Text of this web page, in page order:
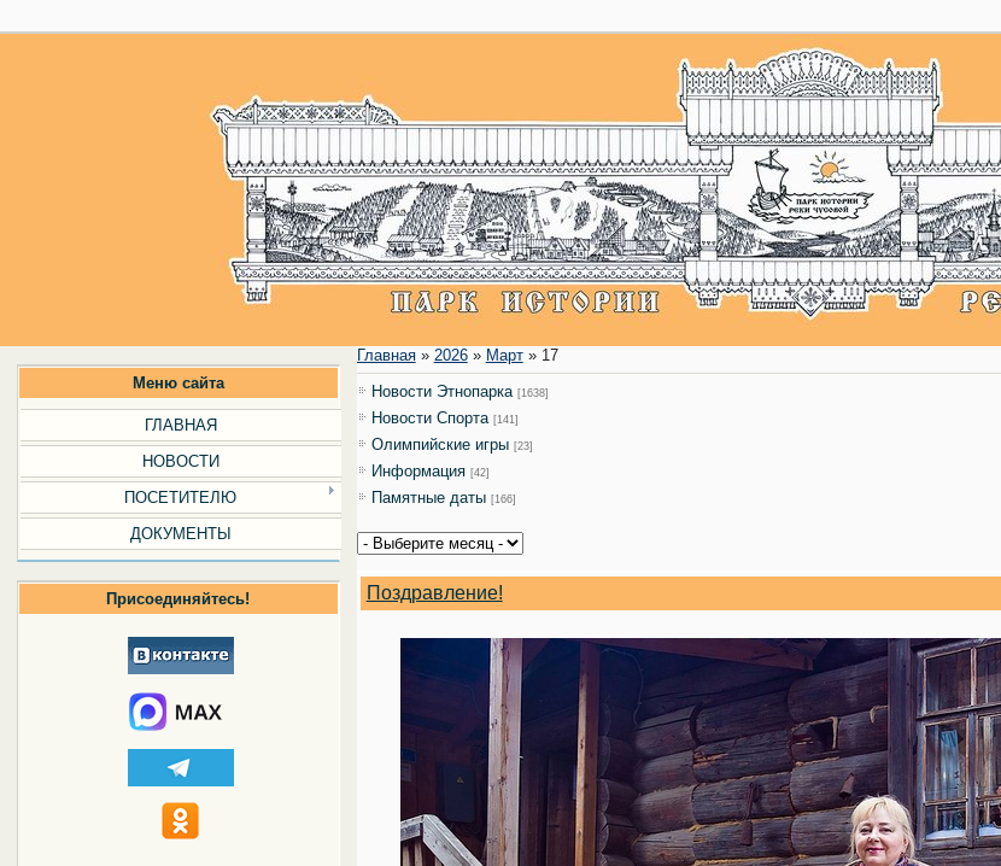
Меню сайта
ГЛАВНАЯ
НОВОСТИ
ПОСЕТИТЕЛЮ
ДОКУМЕНТЫ
Присоединяйтесь!
Главная» 2026 » Март » 17
Новости Этнопарка [1638]
Новости Cпорта [141]
Олимпийские игры [23]
Информация [42]
Памятные даты [166]
Поздравление!